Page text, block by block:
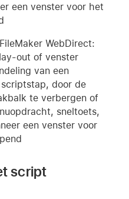
een venster voor het
WebDirect:
out of venster
van een
door de
te verbergen of
sneltoets,
een venster voor
script